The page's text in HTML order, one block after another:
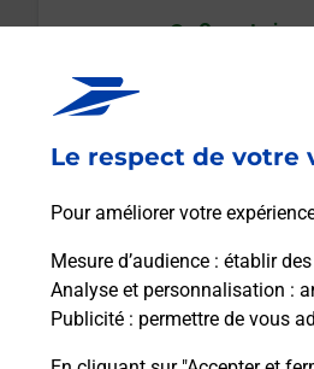
Le respect de votre
Pour améliorer votre
Mesure d’audience : établir
Analyse et personnalisation :
Publicité : permettre de vous
Ouvert-
En savoir plus